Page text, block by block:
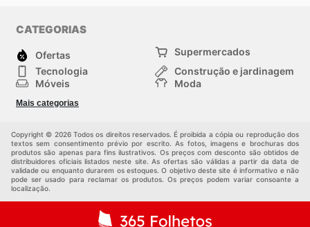
CATEGORIAS
Ofertas
Supermercados
Tecnologia
Construção e jardinagem
Móveis
Moda
Crianças
Mais categorias
Copyright © 2026 Todos os direitos reservados. É proibida a cópia ou reprodução dos
textos sem consentimento prévio por escrito. As fotos, imagens e brochuras dos
produtos são apenas para fins ilustrativos. Os preços com desconto são obtidos de
distribuidores oficiais listados neste site. As ofertas são válidas a partir da data de
validade ou enquanto durarem os estoques. O objetivo deste site é informativo e não
pode ser usado para reclamar os produtos. Os preços podem variar consoante a
localização.